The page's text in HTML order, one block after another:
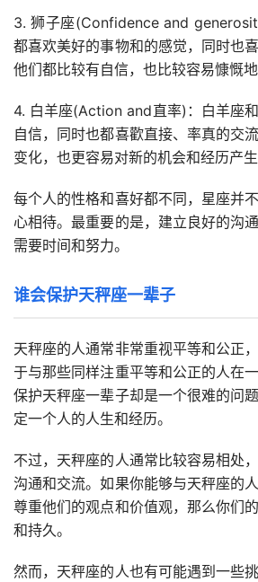
3. 狮子座(Confidence and
都喜欢美好的事物和的感觉，同时也
他们都比较有自信，也比较容易慷慨地
4. 白羊座(Action and直率)：白羊座
自信，同时也都喜歡直接、率真的交
变化，也更容易对新的机会和经历产生
每个人的性格和喜好都不同，星座并
心相待。最重要的是，建立良好的沟
需要时间和努力。
谁会保护天秤座一辈子
天秤座的人通常非常重视平等和公正
于与那些同样注重平等和公正的人在
保护天秤座一辈子却是一个很难的问
定一个人的人生和经历。
不过，天秤座的人通常比较容易相处
沟通和交流。如果你能够与天秤座的
尊重他们的观点和价值观，那么你们
和持久。
然而，天秤座的人也有可能遇到一些